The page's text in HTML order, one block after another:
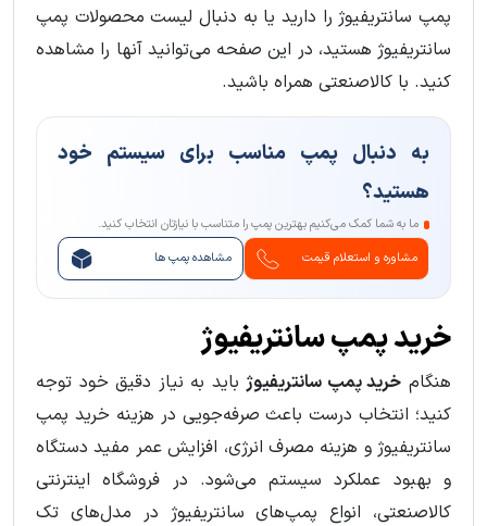
پمپ سانتریفیوژ را دارید یا به دنبال لیست محصولات پمپ
سانتریفیوژ هستید، در این صفحه می‌توانید آنها را مشاهده
کنید. با کالاصنعتی همراه باشید.
به دنبال پمپ مناسب برای سیستم خود
هستید؟
ما به شما کمک می‌کنیم بهترین پمپ را متناسب با نیازتان انتخاب کنید.
مشاوره و استعلام قیمت
مشاهده پمپ ها
خرید پمپ سانتریفیوژ
هنگام خرید پمپ سانتریفیوژباید به نیاز دقیق خود توجه
کنید؛ انتخاب درست باعث صرفه‌جویی در هزینه خرید پمپ
سانتریفیوژ و هزینه مصرف انرژی، افزایش عمر مفید دستگاه
و بهبود عملکرد سیستم می‌شود. در فروشگاه اینترنتی
کالاصنعتی، انواع پمپ‌های سانتریفیوژ در مدل‌های تک